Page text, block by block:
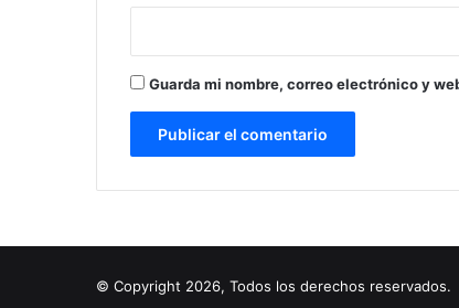
Guarda mi nombre, correo electrónico y
© Copyright 2026, Todos los derechos reservados.